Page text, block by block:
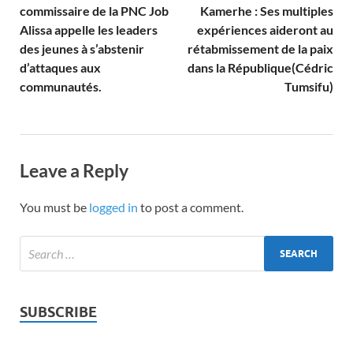
commissaire de la PNC Job
Alissa appelle les leaders
des jeunes à s’abstenir
d’attaques aux
communautés.
Kamerhe : Ses multiples
expériences aideront au
rétabmissement de la paix
dans la République(Cédric
Tumsifu)
Leave a Reply
You must be logged in to post a comment.
SUBSCRIBE